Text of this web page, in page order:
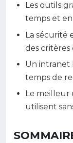
Les outils
temps et
La sécurité
des critères
Un intranet
temps de
Le meilleur
utilisent